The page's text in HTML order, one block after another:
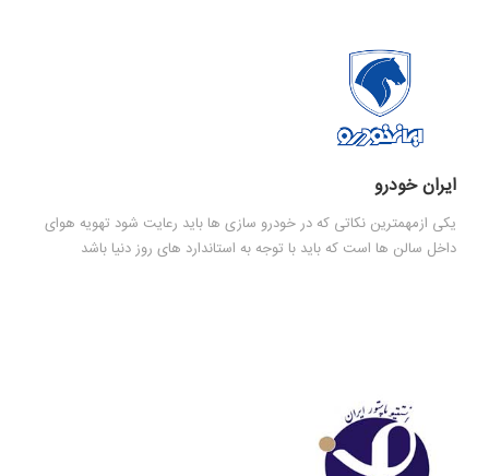
ایران خودرو
یکی ازمهمترین نکاتی که در خودرو سازی ها باید رعایت شود تهویه هوای
داخل سالن ها است که باید با توجه به استاندارد های روز دنیا باشد